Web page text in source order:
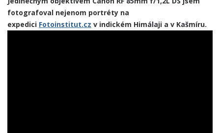
fotografoval nejenom portréty na
expedici Fotoinstitut.cz v indickém Himálaji a v Kašmíru.